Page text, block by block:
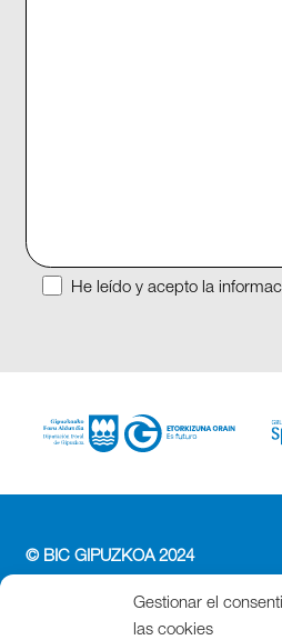
Gestionar el
las cookies
He leído y acepto la
© BIC GIPUZKOA 2024
PERFIL DEL CONTRATANTE
ACCESIBILIDAD